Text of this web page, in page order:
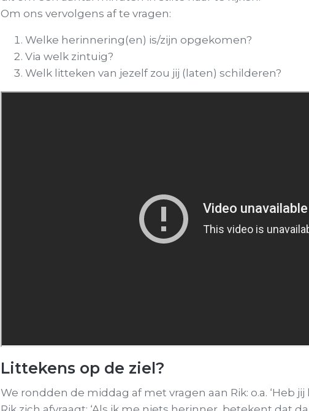
Om ons vervolgens af te vragen:
Welke herinnering(en) is/zijn opgekomen?
Via welk zintuig?
Welk litteken van jezelf zou jij (laten) schilderen?
Littekens op de ziel?
We rondden de middag af met vragen aan Rik: o.a. ‘Heb jij